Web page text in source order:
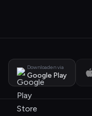
Downloaden via
Google Play